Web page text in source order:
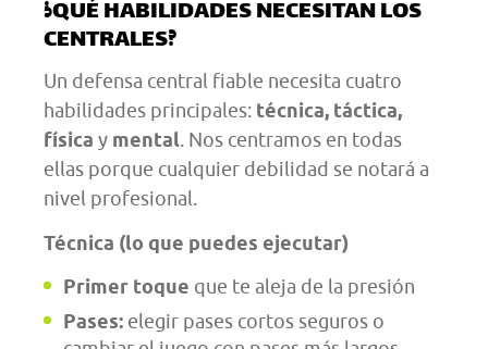
¿QUÉ HABILIDADES NECESITAN LOS
CENTRALES?
Un defensa central fiable necesita cuatro
habilidades principales: técnica, táctica,
física y mental. Nos centramos en todas
ellas porque cualquier debilidad se notará a
nivel profesional.
Técnica (lo que puedes ejecutar)
Primer toque que te aleja de la presión
Pases: elegir pases cortos seguros o